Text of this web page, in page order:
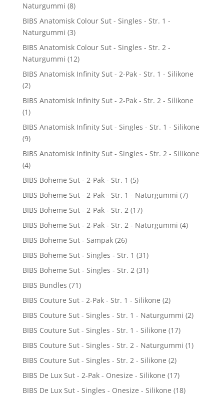
Naturgummi (8)
BIBS Anatomisk Colour Sut - Singles - Str. 1 -
Naturgummi (3)
BIBS Anatomisk Colour Sut - Singles - Str. 2 -
Naturgummi (12)
BIBS Anatomisk Infinity Sut - 2-Pak - Str. 1 - Silikone
(2)
BIBS Anatomisk Infinity Sut - 2-Pak - Str. 2 - Silikone
(1)
BIBS Anatomisk Infinity Sut - Singles - Str. 1 - Silikone
(9)
BIBS Anatomisk Infinity Sut - Singles - Str. 2 - Silikone
(4)
BIBS Boheme Sut - 2-Pak - Str. 1 (5)
BIBS Boheme Sut - 2-Pak - Str. 1 - Naturgummi (7)
BIBS Boheme Sut - 2-Pak - Str. 2 (17)
BIBS Boheme Sut - 2-Pak - Str. 2 - Naturgummi (4)
BIBS Boheme Sut - Sampak (26)
BIBS Boheme Sut - Singles - Str. 1 (31)
BIBS Boheme Sut - Singles - Str. 2 (31)
BIBS Bundles (71)
BIBS Couture Sut - 2-Pak - Str. 1 - Silikone (2)
BIBS Couture Sut - Singles - Str. 1 - Naturgummi (2)
BIBS Couture Sut - Singles - Str. 1 - Silikone (17)
BIBS Couture Sut - Singles - Str. 2 - Naturgummi (1)
BIBS Couture Sut - Singles - Str. 2 - Silikone (2)
BIBS De Lux Sut - 2-Pak - Onesize - Silikone (17)
BIBS De Lux Sut - Singles - Onesize - Silikone (18)